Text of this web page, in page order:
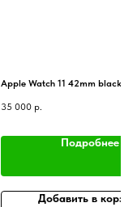
Apple Watch 11 42mm black
35 000 р.
Подробнее
Добавить в